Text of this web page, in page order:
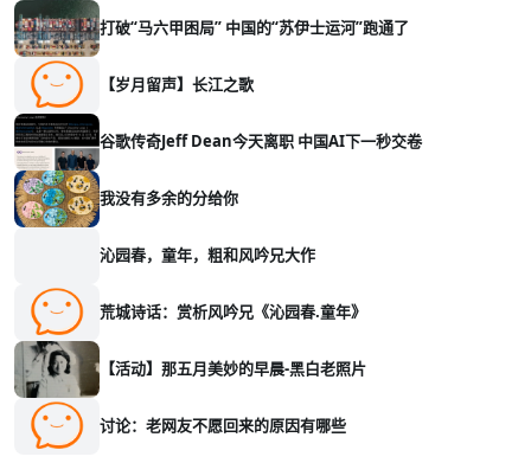
打破“马六甲困局” 中国的“苏伊士运河”跑通了
【岁月留声】长江之歌
谷歌传奇Jeff Dean今天离职 中国AI下一秒交卷
我没有多余的分给你
沁园春，童年，粗和风吟兄大作
荒城诗话：赏析风吟兄《沁园春.童年》
【活动】那五月美妙的早晨-黑白老照片
讨论：老网友不愿回来的原因有哪些